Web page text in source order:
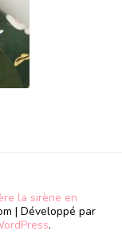
la sirène en
| Développé par
.